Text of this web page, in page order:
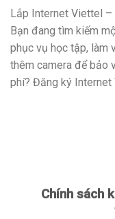
Lắp Internet Viettel –
Bạn đang tìm kiếm
phục vụ học tập, làm
thêm camera để bảo
phí? Đăng ký Internet
Chính sách